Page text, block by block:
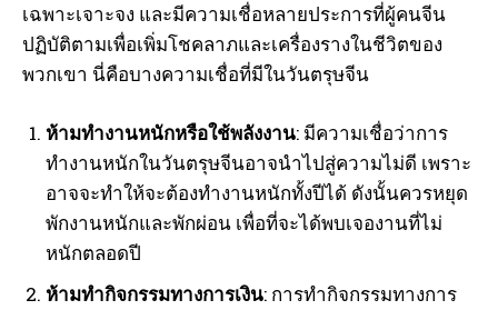
เฉพาะเจาะจง และมีความเชื่อหลายประการที่ผู้คนจีน
ปฏิบัติตามเพื่อเพิ่มโชคลาภและเครื่องรางในชีวิตของ
พวกเขา นี่คือบางความเชื่อที่มีในวันตรุษจีน
ห้ามทำงานหนักหรือใช้พลังงาน: มีความเชื่อว่าการ
ทำงานหนักในวันตรุษจีนอาจนำไปสู่ความไม่ดี เพราะ
อาจจะทำให้จะต้องทำงานหนักทั้งปีได้ ดังนั้นควรหยุด
พักงานหนักและพักผ่อน เพื่อที่จะได้พบเจองานที่ไม่
หนักตลอดปี
ห้ามทำกิจกรรมทางการเงิน: การทำกิจกรรมทางการ